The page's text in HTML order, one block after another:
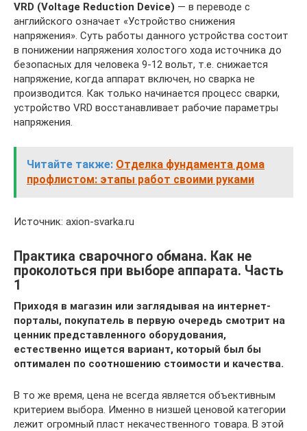
VRD (Voltage Reduction Device) — в переводе с
английского означает «Устройство снижения
напряжения». Суть работы данного устройства состоит
в понижении напряжения холостого хода источника до
безопасных для человека 9-12 вольт, т.е. снижается
напряжение, когда аппарат включен, но сварка не
производится. Как только начинается процесс сварки,
устройство VRD восстанавливает рабочие параметры
напряжения.
Читайте также: Отделка фундамента дома
профлистом: этапы работ своими руками
Источник: axion-svarka.ru
Практика сварочного обмана. Как не
проколоться при выборе аппарата. Часть
1
Приходя в магазин или заглядывая на интернет-
порталы, покупатель в первую очередь смотрит на
ценник представленного оборудования,
естественно ищется вариант, который был бы
оптимален по соотношению стоимости и качества.
В то же время, цена не всегда является объективным
критерием выбора. Именно в низшей ценовой категории
лежит огромный пласт некачественного товара. В этой